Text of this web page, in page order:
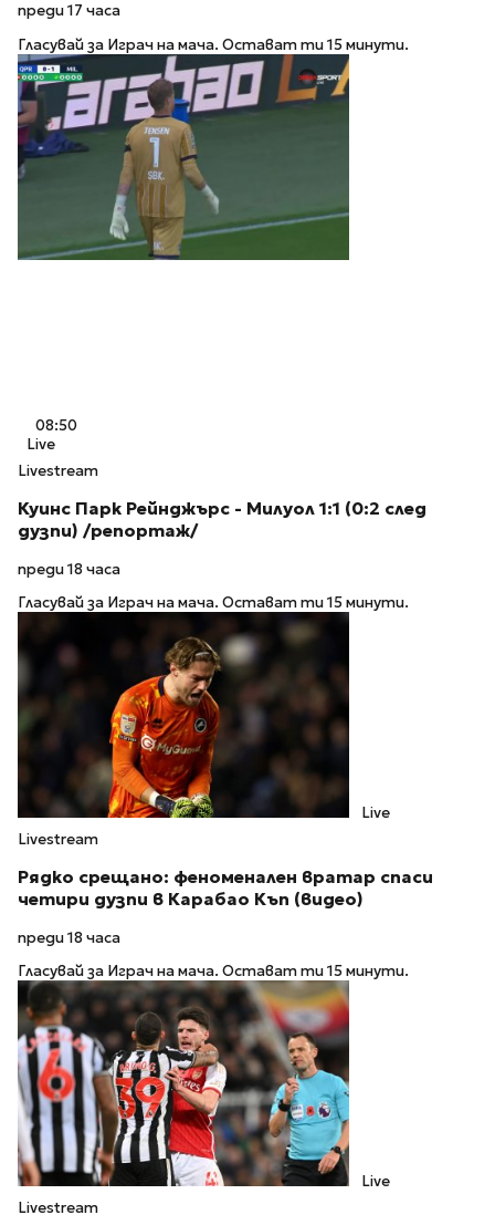
преди 17 часа
Гласувай за Играч на мача. Остават ти 15 минути.
08:50
Live
Livestream
Куинс Парк Рейнджърс - Милуол 1:1 (0:2 след
дузпи) /репортаж/
преди 18 часа
Гласувай за Играч на мача. Остават ти 15 минути.
Live
Livestream
Рядко срещано: феноменален вратар спаси
четири дузпи в Карабао Къп (видео)
преди 18 часа
Гласувай за Играч на мача. Остават ти 15 минути.
Live
Livestream